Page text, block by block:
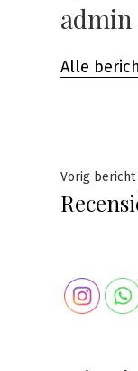
admin
Alle
Bericht
Vorig bericht